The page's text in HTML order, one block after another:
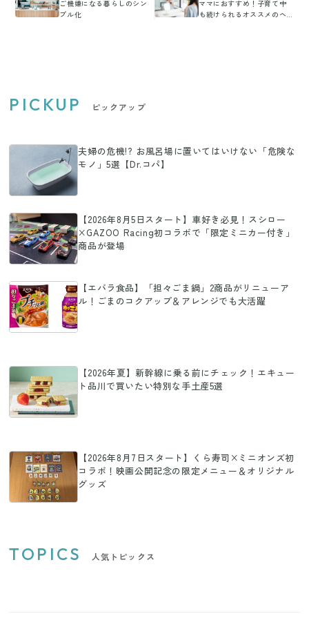
ご機嫌になる暮らしのシン
プル化
ママにおすすめ！子育て中
も続けられるオススメのヘ
PICKUP ピックアップ
夫婦の危機!? お風呂場に置いてはいけない「危険な
モノ」5選【Dr.コパ】
【2026年8月5日スタート】車好き必見！スシロー
×GAZOO Racing初コラボで「限定ミニカー付き」
商品が登場
【エバラ食品】「担々ごま鍋」2商品がリニューア
ル！ごまのコクアップ＆アレンジでも大活躍
【2026年夏】新幹線に乗る前にチェック！エキュー
ト品川で買いたい特別な手土産5選
【2026年8月7日スタート】くら寿司×ミニオンズ初
コラボ！映画公開記念の限定メニュー＆オリジナル
グッズ
TOPICS 人気トピックス